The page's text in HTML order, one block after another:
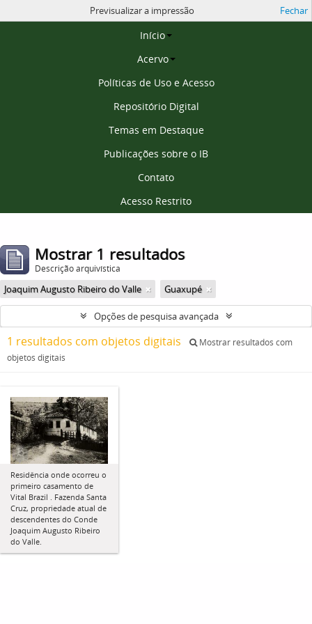
Página inicial
Início
Acervo
Políticas de Uso e Acesso
Repositório Digital
Temas em Destaque
Publicações sobre o IB
Contato
Acesso Restrito
Previsualizar a impressão Fechar
Mostrar 1 resultados
Descrição arquivística
Joaquim Augusto Ribeiro do Valle Guaxupé
Opções de pesquisa avançada
1 resultados com objetos digitais
Mostrar resultados com
objetos digitais
Residência onde ocorreu o
primeiro casamento de
Vital Brazil . Fazenda Santa
Cruz, propriedade atual de
descendentes do Conde
Joaquim Augusto Ribeiro
do Valle.